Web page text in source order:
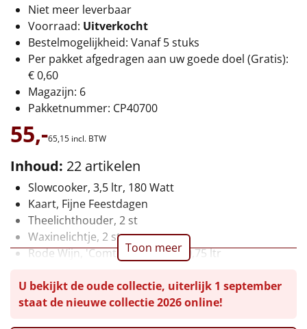
Thema
Origineel
Rituals
Luxe
Mannen
Vrouwen
Duurzaam
Leuke
Uniek
Niet meer leverbaar
Voorraad: Uitverkocht
Bestelmogelijkheid: Vanaf 5 stuks
Per pakket afgedragen aan uw goede doel (Gratis):
€ 0,60
Magazijn: 6
Pakketnummer: CP40700
55,-65,15 incl. BTW
Inhoud: 22 artikelen
Slowcooker, 3,5 ltr, 180 Watt
Kaart, Fijne Feestdagen
Theelichthouder, 2 st
Waxinelichtje, 2 st
Rode Wijn, 'Comte Alexandre', 0,75 ltr
Pretzelsticks, 40 gr
Chocolade Pralines, 130 gr
Toon meer
U bekijkt de oude collectie, uiterlijk 1 september
staat de nieuwe collectie 2026 online!